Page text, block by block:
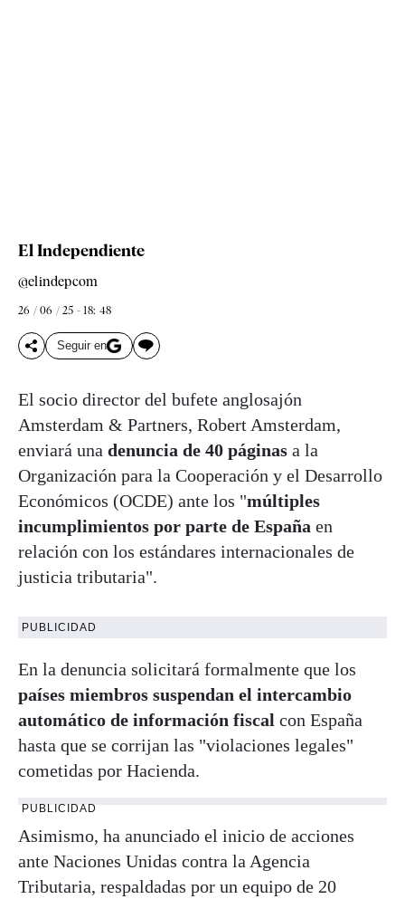
El Independiente
@elindepcom
26 / 06 / 25 - 18: 48
Seguir en
El socio director del bufete anglosajón
Amsterdam & Partners, Robert Amsterdam,
enviará una denuncia de 40 páginas a la
Organización para la Cooperación y el Desarrollo
Económicos (OCDE) ante los "múltiples
incumplimientos por parte de España en
relación con los estándares internacionales de
justicia tributaria".
PUBLICIDAD
En la denuncia solicitará formalmente que los
países miembros suspendan el intercambio
automático de información fiscal con España
hasta que se corrijan las "violaciones legales"
cometidas por Hacienda.
PUBLICIDAD
Asimismo, ha anunciado el inicio de acciones
ante Naciones Unidas contra la Agencia
Tributaria, respaldadas por un equipo de 20